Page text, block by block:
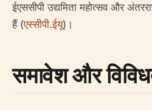
ईएससीपी उद्यमिता महोत्सव और
हैं (एस्सीपी.ईयू)।
समावेश और